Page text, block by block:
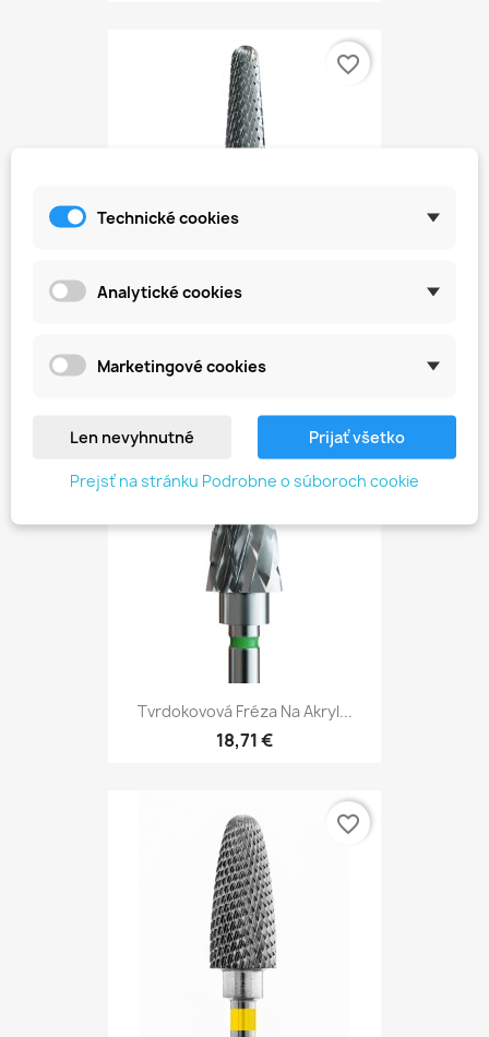
18,71 €
favorite_border
Tvrdokovová Fréza Na Akryl...
18,71 €
favorite_border
favorite_border
Technické cookies
Analytické cookies
Marketingové cookies
Len nevyhnutné Prijať všetko
Prejsť na stránku Podrobne o súboroch cookie